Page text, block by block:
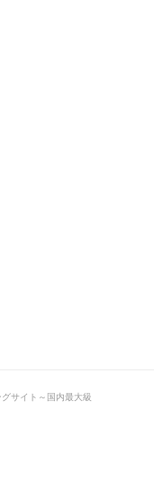
サイト～国内最大級